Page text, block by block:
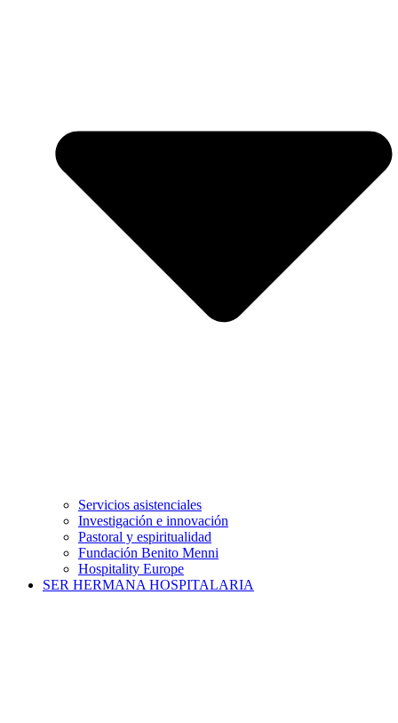
Servicios asistenciales
Investigación e innovación
Pastoral y espiritualidad
Fundación Benito Menni
Hospitality Europe
SER HERMANA HOSPITALARIA